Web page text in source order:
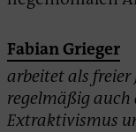
Fabian Grieger
arbeitet als
regelmäßig auch
Extraktivismus